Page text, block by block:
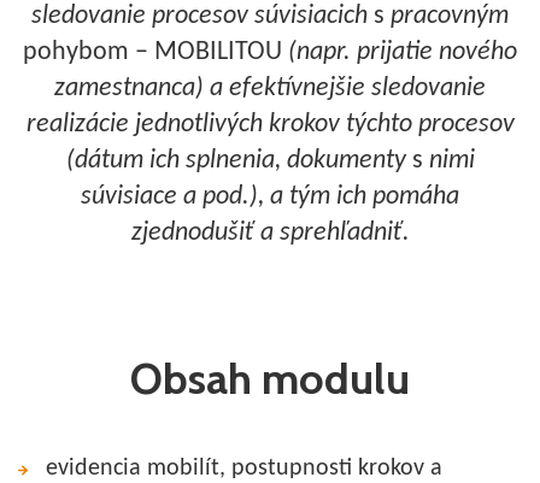
sledovanie procesov súvisiacich s pracovným
pohybom – MOBILITOU (napr. prijatie nového
zamestnanca) a efektívnejšie sledovanie
realizácie jednotlivých krokov týchto procesov
(dátum ich splnenia, dokumenty s nimi
súvisiace a pod.), a tým ich pomáha
zjednodušiť a sprehľadniť.
Obsah modulu
evidencia mobilít, postupnosti krokov a